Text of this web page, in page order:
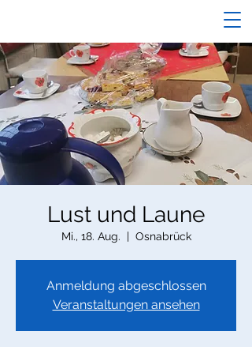
Lust und Laune
Mi., 18. Aug.
  |
Osnabrück
Anmeldung abgeschlossen
Veranstaltungen ansehen